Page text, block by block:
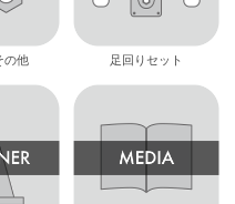
の他 足回りセット